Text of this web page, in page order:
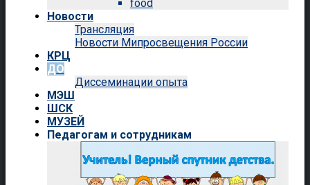
food
Новости
Трансляция
Новости Мипросвещения России
КРЦ
ДО
Диссеминации опыта
МЭШ
ШСК
МУЗЕЙ
Педагогам и сотрудникам